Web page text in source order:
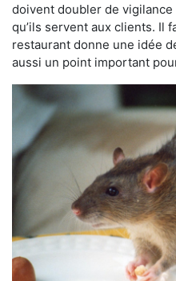
doivent doubler de
qu’ils servent aux clients. Il
restaurant donne une idée
aussi un point important